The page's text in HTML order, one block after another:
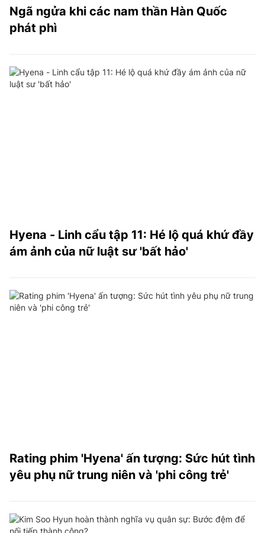
Ngã ngửa khi các nam thần Hàn Quốc
phát phì
Hyena - Linh cẩu tập 11: Hé lộ quá khứ đầy
ám ảnh của nữ luật sư 'bất hảo'
Rating phim 'Hyena' ấn tượng: Sức hút tình
yêu phụ nữ trung niên và 'phi công trẻ'